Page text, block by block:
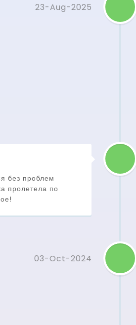
23-Aug-2025
без проблем
пролетела по
03-Oct-2024